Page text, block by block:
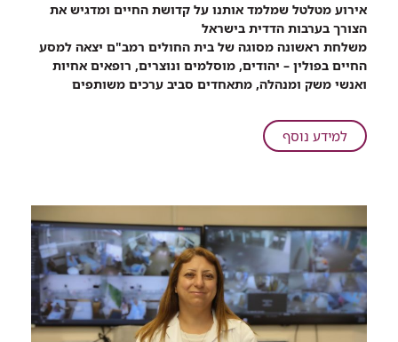
שיתוף
צעדת
החיים:
עמדה
לכבוד
וקדושת
החיים
אירוע מטלטל שמלמד אותנו על קדושת החיים ומדגיש את
הצורך בערבות הדדית בישראל
משלחת ראשונה מסוגה של בית החולים רמב"ם יצאה למסע
החיים בפולין – יהודים, מוסלמים ונוצרים, רופאים אחיות
ואנשי משק ומנהלה, מתאחדים סביב ערכים משותפים
למידע נוסףעל
צעדת
הדדי
וקדושת
החיים